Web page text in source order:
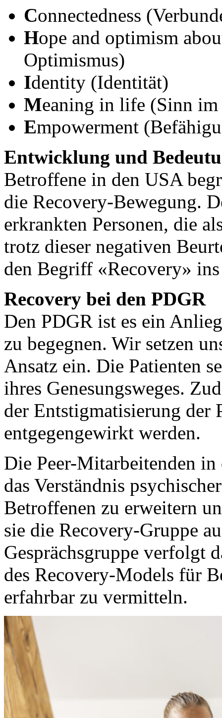
Connectedness
Hope and optimism
Optimismus)
Identity (Identität)
Meaning in life (Sinn im
Empowerment
Entwicklung und
Betroffene in den USA
die Recovery-Bewegung.
erkrankten Personen, die
trotz dieser negativen
den Begriff «Recovery»
Recovery bei den PDGR
Den PDGR ist es ein
zu begegnen. Wir setzen
Ansatz ein. Die Patienten
ihres Genesungsweges.
der Entstigmatisierung der
entgegengewirkt werden.
Die Peer-Mitarbeitenden
das Verständnis
Betroffenen zu erweitern
sie die Recovery-Gruppe
Gesprächsgruppe verfolgt
des Recovery-Models für
erfahrbar zu vermitteln.